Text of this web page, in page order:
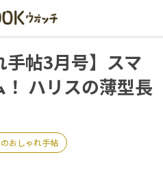
手帖3月号】スマ
ハリスの薄型長
おしゃれ手帖